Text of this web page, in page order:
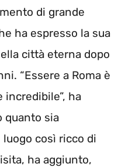
di grande
ha espresso la sua
città eterna dopo
“Essere a Roma è
ha
quanto sia
così ricco di
ha aggiunto,